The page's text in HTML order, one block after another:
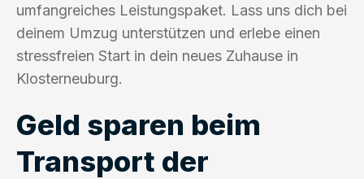
umfangreiches Leistungspaket. Lass uns dich bei
deinem Umzug unterstützen und erlebe einen
stressfreien Start in dein neues Zuhause in
Klosterneuburg.
Geld sparen beim
Transport der